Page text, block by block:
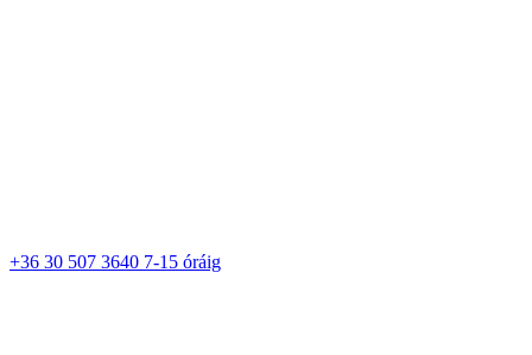
+36 30 507 3640 7-15 óráig